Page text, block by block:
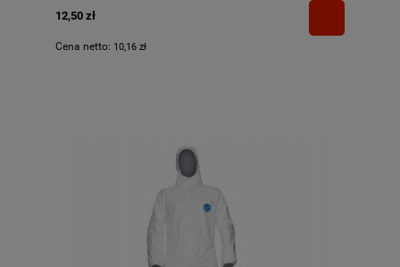
12,50 zł
Cena netto: 10,16 zł